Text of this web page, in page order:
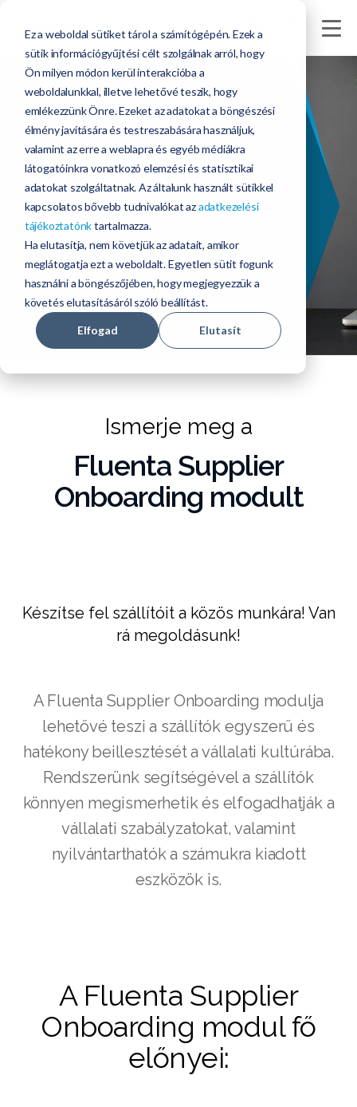
Ez a weboldal sütiket tárol a számítógépén. Ezek a
sütik információgyűjtési célt szolgálnak arról, hogy
Ön milyen módon kerül interakcióba a
weboldalunkkal, illetve lehetővé teszik, hogy
emlékezzünk Önre. Ezeket az adatokat a böngészési
élmény javítására és testreszabására használjuk,
valamint az erre a weblapra és egyéb médiákra
látogatóinkra vonatkozó elemzési és statisztikai
adatokat szolgáltatnak. Az általunk használt sütikkel
kapcsolatos bővebb tudnivalókat azadatkezelési
tájékoztatónktartalmazza.
Ha elutasítja, nem követjük az adatait, amikor
meglátogatja ezt a weboldalt. Egyetlen sütit fogunk
használni a böngészőjében, hogy megjegyezzük a
követés elutasításáról szóló beállítást.
Elfogad Elutasít
Hatékony
együttműködésa
szállítókkal?
Segítünk elérni!
Ismerje meg a
Fluenta Supplier
Onboarding modult
Készítse fel szállítóit a közös munkára! Van
rá megoldásunk!
A Fluenta Supplier Onboarding modulja
lehetővé teszi a szállítók egyszerű és
hatékony beillesztését a vállalati kultúrába.
Rendszerünk segítségével a szállítók
könnyen megismerhetik és elfogadhatják a
vállalati szabályzatokat, valamint
nyilvántarthatók a számukra kiadott
eszközök is.
A Fluenta Supplier
Onboarding modul fő
előnyei: